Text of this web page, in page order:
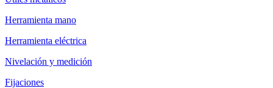
Herramienta mano
Herramienta eléctrica
Nivelación y medición
Fijaciones